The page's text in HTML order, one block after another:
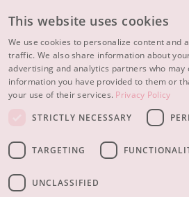
Peau mixte ou grasse
Peau mature
Peau ménopausée
À PROPOS
CONSEILS BEAUTÉ
This website uses cookies
We use cookies to personalize content and
traffic. We also share information about
advertising and analytics partners who
information you have provided to them or
your use of their services. Privacy Policy
STRICTLY NECESSARY
TARGETING
UNCLASSIFIED